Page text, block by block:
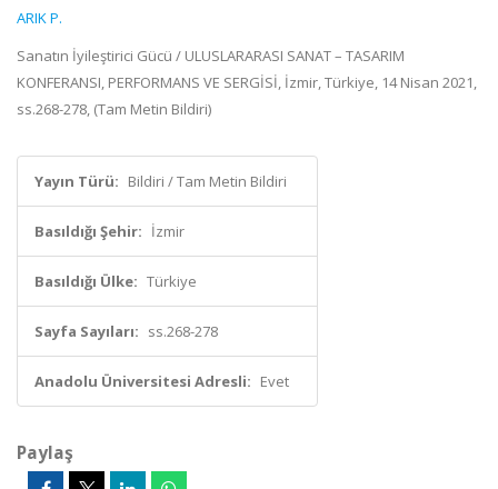
ARIK P.
Sanatın İyileştirici Gücü / ULUSLARARASI SANAT – TASARIM
KONFERANSI, PERFORMANS VE SERGİSİ, İzmir, Türkiye, 14 Nisan 2021,
ss.268-278, (Tam Metin Bildiri)
Yayın Türü: Bildiri / Tam Metin Bildiri
Basıldığı Şehir: İzmir
Basıldığı Ülke: Türkiye
Sayfa Sayıları: ss.268-278
Anadolu Üniversitesi Adresli: Evet
Paylaş